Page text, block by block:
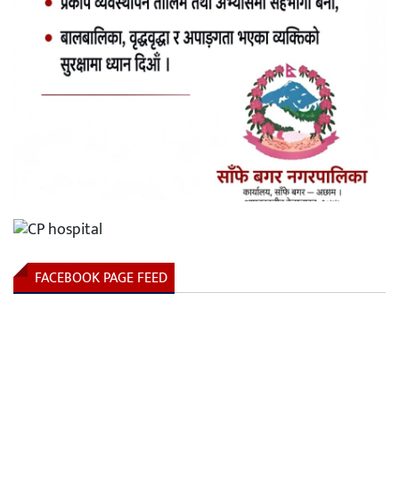
FACEBOOK PAGE FEED